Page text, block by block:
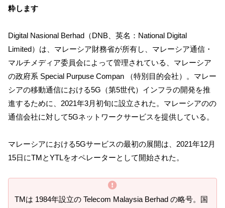
粋します
Digital Nasional Berhad（DNB、英名：National Digital
Limited）は、マレーシア財務省が所有し、マレーシア通信・
マルチメディア委員会によって管理されている、マレーシア
の政府系 Special Purpuse Compan （特別目的会社）。マレー
シアの移動通信における5G（第5世代）インフラの開発を推
進するために、2021年3月初旬に設立された。マレーシアのの
通信会社に対して5Gネットワークサービスを提供している。
マレーシアにおける5Gサービスの最初の展開は、2021年12月
15日にTMとYTLをオペレーターとして開始された。
TMは 1984年設立の Telecom Malaysia Berhad の略号。国